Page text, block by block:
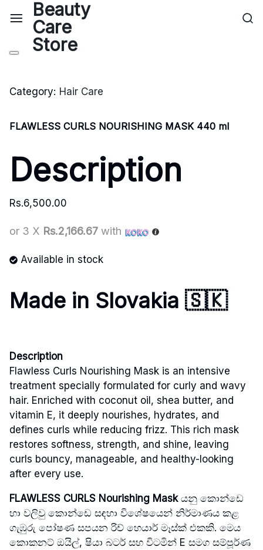
Category: Hair Care
FLAWLESS CURLS NOURISHING MASK 440 ml
Description
Rs.6,500.00
or 3 X Rs.2,166.67 with
Available in stock
Made in Slovakia 🇸🇰
Description
Flawless Curls Nourishing Mask is an intensive
treatment specially formulated for curly and wavy
hair. Enriched with coconut oil, shea butter, and
vitamin E, it deeply nourishes, hydrates, and
defines curls while reducing frizz. This rich mask
restores softness, strength, and shine, leaving
curls bouncy, manageable, and healthy-looking
after every use.
FLAWLESS CURLS Nourishing Maskයනු කොන්ඩෙ
හා වලිවු කොන්ඩෙ සඳහා විශේෂයෙන් නිර්මාණය කළ
ගැඹුරු පෝෂණ සපයන රිච් හෙයාර් මෑස්ක් එකකි. මෙය
කොකනට් ඔයිල්, ෂියා බටර් සහ විටමින් E සමග සම්පූර්ණ